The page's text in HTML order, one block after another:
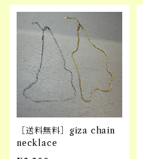
［送料無料］giza chain
necklace